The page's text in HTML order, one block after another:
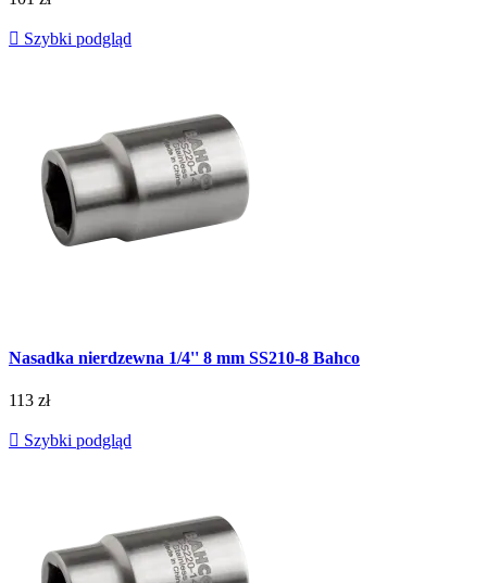
 Szybki podgląd
Nasadka nierdzewna 1/4'' 8 mm SS210-8 Bahco
113 zł
 Szybki podgląd